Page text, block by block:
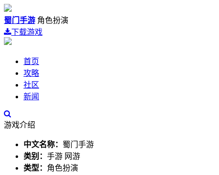
蜀门手游 角色扮演
下载游戏
首页
攻略
社区
新闻
游戏介绍
中文名称： 蜀门手游
类别： 手游 网游
类型： 角色扮演